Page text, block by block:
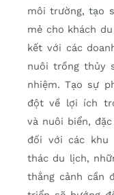
môi trường, tạo
mẻ cho khách
kết với các
nuôi trồng thủy
nhiệm. Tạo sự
đột về lợi ích
và nuôi biển,
đối với các khu
thác du lịch,
thắng cảnh cần